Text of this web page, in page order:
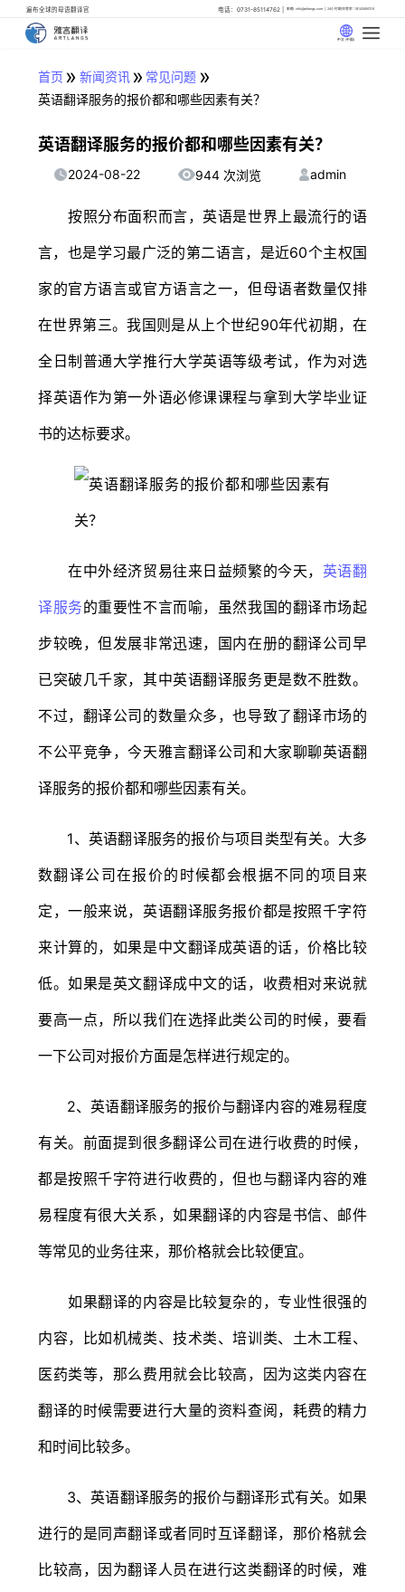
遍布全球的母语翻译官 电话：0731-85114762 邮箱: info@artlangs.com 24小时翻译管家: 18142666316
中文 (中国)
首页 » 新闻资讯» 常见问题 »
英语翻译服务的报价都和哪些因素有关？
英语翻译服务的报价都和哪些因素有关？
2024-08-22 944 次浏览 admin
按照分布面积而言，英语是世界上最流行的语
言，也是学习最广泛的第二语言，是近60个主权国
家的官方语言或官方语言之一，但母语者数量仅排
在世界第三。我国则是从上个世纪90年代初期，在
全日制普通大学推行大学英语等级考试，作为对选
择英语作为第一外语必修课课程与拿到大学毕业证
书的达标要求。
在中外经济贸易往来日益频繁的今天， 英语翻
译服务的重要性不言而喻，虽然我国的翻译市场起
步较晚，但发展非常迅速，国内在册的翻译公司早
已突破几千家，其中英语翻译服务更是数不胜数。
不过，翻译公司的数量众多，也导致了翻译市场的
不公平竞争，今天雅言翻译公司和大家聊聊英语翻
译服务的报价都和哪些因素有关。
1、英语翻译服务的报价与项目类型有关。大多
数翻译公司在报价的时候都会根据不同的项目来
定，一般来说，英语翻译服务报价都是按照千字符
来计算的，如果是中文翻译成英语的话，价格比较
低。如果是英文翻译成中文的话，收费相对来说就
要高一点，所以我们在选择此类公司的时候，要看
一下公司对报价方面是怎样进行规定的。
2、英语翻译服务的报价与翻译内容的难易程度
有关。前面提到很多翻译公司在进行收费的时候，
都是按照千字符进行收费的，但也与翻译内容的难
易程度有很大关系，如果翻译的内容是书信、邮件
等常见的业务往来，那价格就会比较便宜。
如果翻译的内容是比较复杂的，专业性很强的
内容，比如机械类、技术类、培训类、土木工程、
医药类等，那么费用就会比较高，因为这类内容在
翻译的时候需要进行大量的资料查阅，耗费的精力
和时间比较多。
3、英语翻译服务的报价与翻译形式有关。如果
进行的是同声翻译或者同时互译翻译，那价格就会
比较高，因为翻译人员在进行这类翻译的时候，难